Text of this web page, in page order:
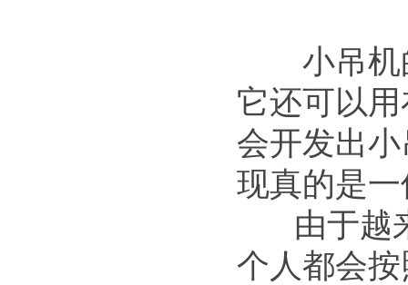
小吊机的
它还可以
会开发出
现真的是
由于越来
个人都会